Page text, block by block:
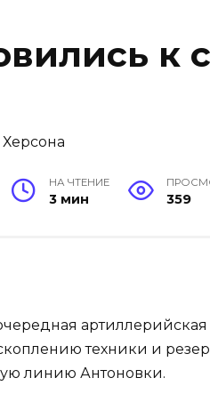
к
НА ЧТЕНИЕ
3 мин 359
техники и
линию Антоновки.